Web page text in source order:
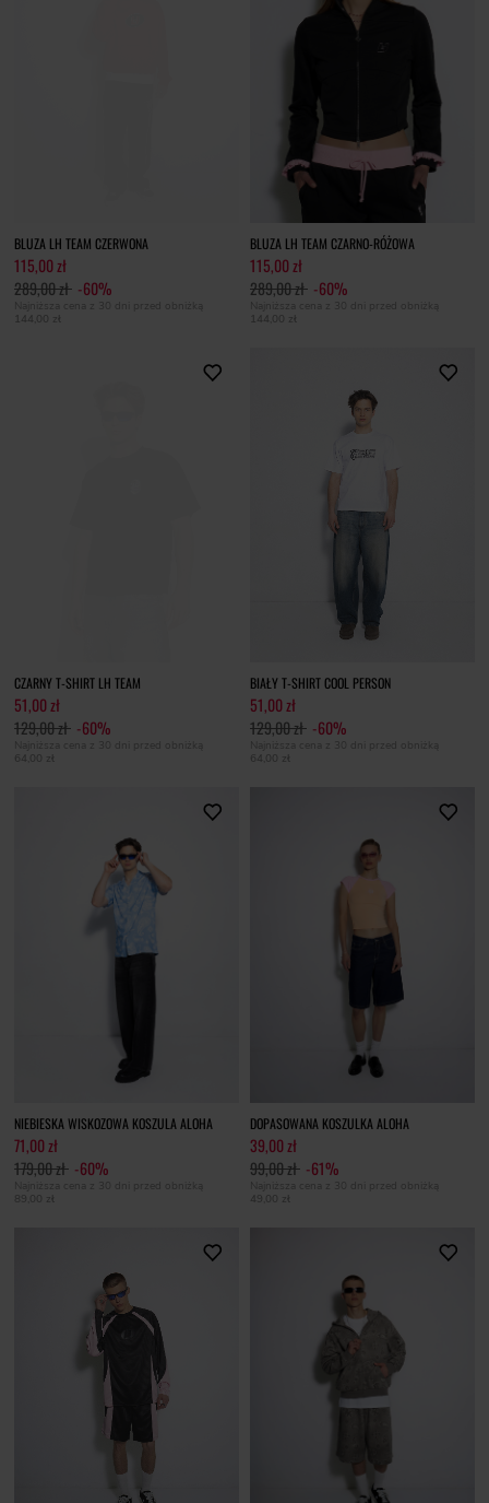
BLUZA LH TEAM CZERWONA
115,00 zł
289,00 zł -60%
Najniższa cena z 30 dni przed obniżką
144,00 zł
BLUZA LH TEAM CZARNO-RÓŻOWA
115,00 zł
289,00 zł -60%
Najniższa cena z 30 dni przed obniżką
144,00 zł
CZARNY T-SHIRT LH TEAM
51,00 zł
129,00 zł -60%
Najniższa cena z 30 dni przed obniżką
64,00 zł
BIAŁY T-SHIRT COOL PERSON
51,00 zł
129,00 zł -60%
Najniższa cena z 30 dni przed obniżką
64,00 zł
NIEBIESKA WISKOZOWA KOSZULA ALOHA
71,00 zł
179,00 zł -60%
Najniższa cena z 30 dni przed obniżką
89,00 zł
DOPASOWANA KOSZULKA ALOHA
39,00 zł
99,00 zł -61%
Najniższa cena z 30 dni przed obniżką
49,00 zł